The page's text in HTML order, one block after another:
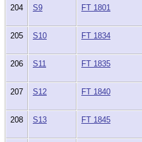
204 S9 FT 1801
205 S10 FT 1834
206 S11 FT 1835
207 S12 FT 1840
208 S13 FT 1845